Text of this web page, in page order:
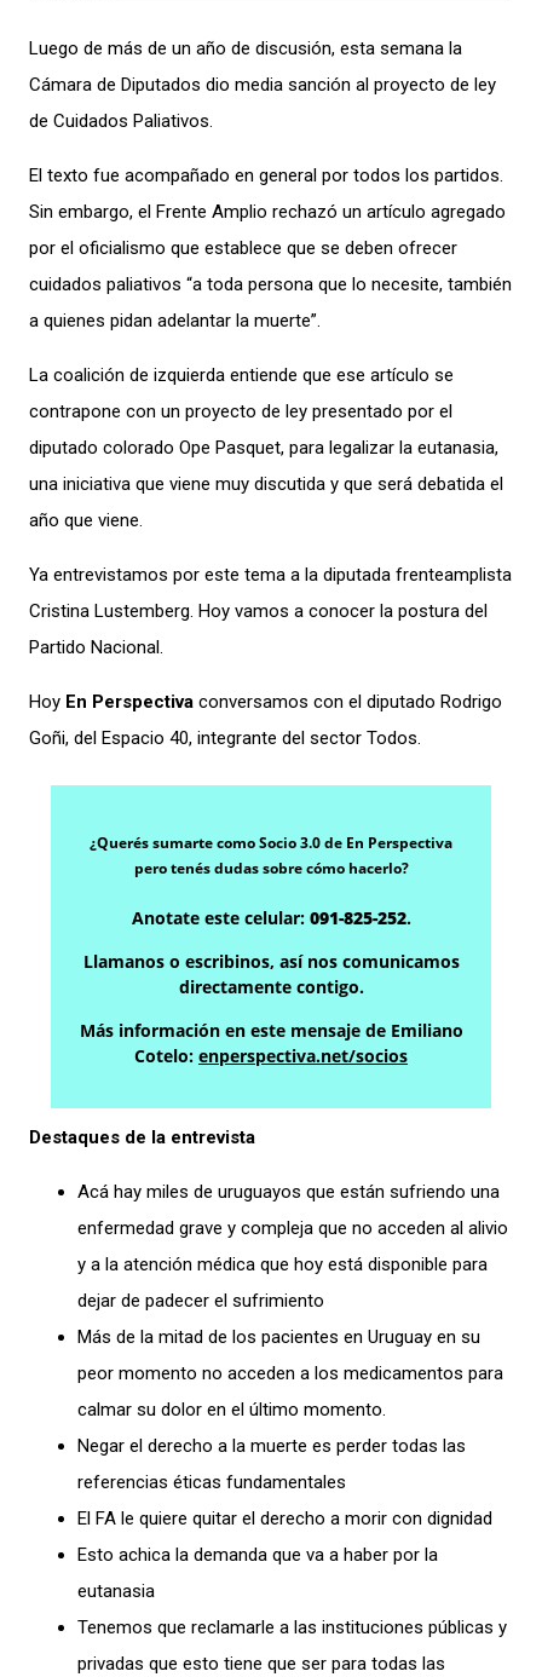
Luego de más de un año de discusión, esta semana la
Cámara de Diputados dio media sanción al proyecto de ley
de Cuidados Paliativos.
El texto fue acompañado en general por todos los partidos.
Sin embargo, el Frente Amplio rechazó un artículo agregado
por el oficialismo que establece que se deben ofrecer
cuidados paliativos “a toda persona que lo necesite, también
a quienes pidan adelantar la muerte”.
La coalición de izquierda entiende que ese artículo se
contrapone con un proyecto de ley presentado por el
diputado colorado Ope Pasquet, para legalizar la eutanasia,
una iniciativa que viene muy discutida y que será debatida el
año que viene.
Ya entrevistamos por este tema a la diputada frenteamplista
Cristina Lustemberg. Hoy vamos a conocer la postura del
Partido Nacional.
Hoy En Perspectiva conversamos con el diputado Rodrigo
Goñi, del Espacio 40, integrante del sector Todos.
¿Querés sumarte como Socio 3.0 de En Perspectiva
pero tenés dudas sobre cómo hacerlo?
Anotate este celular: 091-825-252.
Llamanos o escribinos, así nos comunicamos
directamente contigo.
Más información en este mensaje de Emiliano
Cotelo: enperspectiva.net/socios
Destaques de la entrevista
Acá hay miles de uruguayos que están sufriendo una
enfermedad grave y compleja que no acceden al alivio
y a la atención médica que hoy está disponible para
dejar de padecer el sufrimiento
Más de la mitad de los pacientes en Uruguay en su
peor momento no acceden a los medicamentos para
calmar su dolor en el último momento.
Negar el derecho a la muerte es perder todas las
referencias éticas fundamentales
El FA le quiere quitar el derecho a morir con dignidad
Esto achica la demanda que va a haber por la
eutanasia
Tenemos que reclamarle a las instituciones públicas y
privadas que esto tiene que ser para todas las